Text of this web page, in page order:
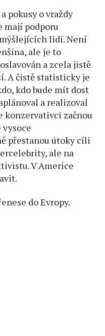
pokusy o vraždy
mají podporu
lidí. Není
ale je to
a zcela jistě
A čistě statisticky je
kdo bude mít dost
a realizoval
konzervativci začnou
přestanou útoky cíli
ale na
V Americe
do Evropy.